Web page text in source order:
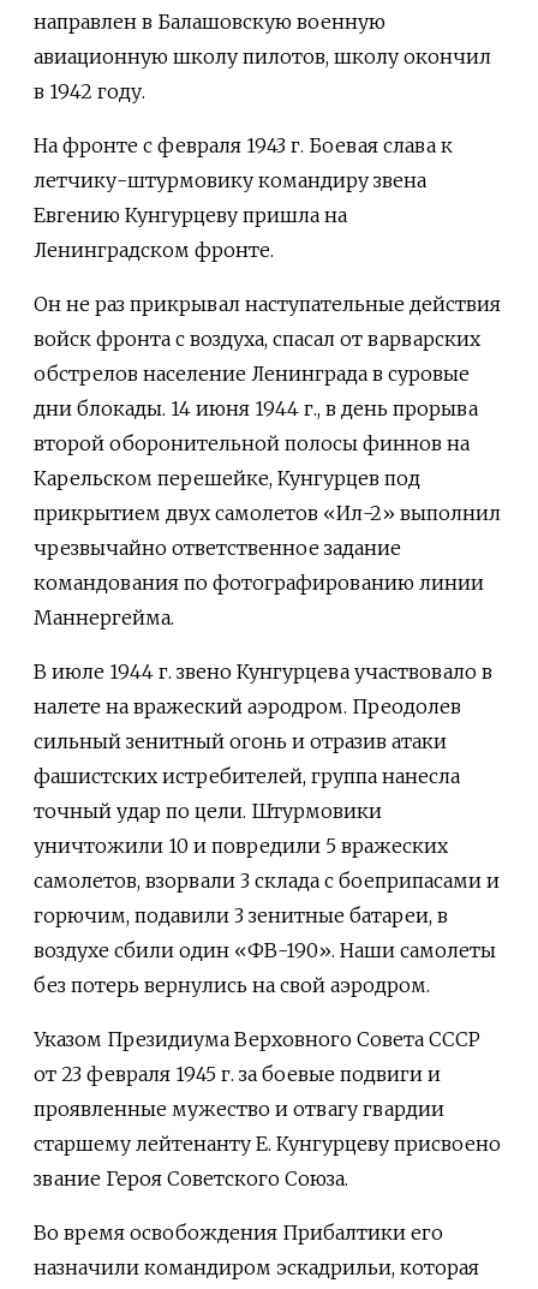
направлен в Балашовскую военную
авиационную школу пилотов, школу окончил
в 1942 году.
На фронте с февраля 1943 г. Боевая слава к
летчику-штурмовику командиру звена
Евгению Кунгурцеву пришла на
Ленинградском фронте.
Он не раз прикрывал наступательные действия
войск фронта с воздуха, спасал от варварских
обстрелов население Ленинграда в суровые
дни блокады. 14 июня 1944 г., в день прорыва
второй оборонительной полосы финнов на
Карельском перешейке, Кунгурцев под
прикрытием двух самолетов «Ил-2» выполнил
чрезвычайно ответственное задание
командования по фотографированию линии
Маннергейма.
В июле 1944 г. звено Кунгурцева участвовало в
налете на вражеский аэродром. Преодолев
сильный зенитный огонь и отразив атаки
фашистских истребителей, группа нанесла
точный удар по цели. Штурмовики
уничтожили 10 и повредили 5 вражеских
самолетов, взорвали 3 склада с боеприпасами и
горючим, подавили 3 зенитные батареи, в
воздухе сбили один «ФВ-190». Наши самолеты
без потерь вернулись на свой аэродром.
Указом Президиума Верховного Совета СССР
от 23 февраля 1945 г. за боевые подвиги и
проявленные мужество и отвагу гвардии
старшему лейтенанту Е. Кунгурцеву присвоено
звание Героя Советского Союза.
Во время освобождения Прибалтики его
назначили командиром эскадрильи, которая